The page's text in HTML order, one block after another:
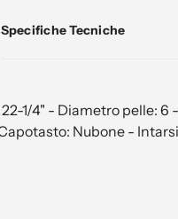
Specifiche Tecniche
1/4" - Diametro pelle:
Nubone - Intarsi: